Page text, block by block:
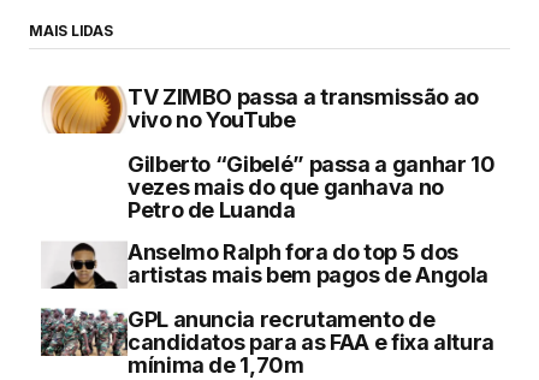
MAIS LIDAS
TV ZIMBO passa a transmissão ao
vivo no YouTube
Gilberto “Gibelé” passa a ganhar 10
vezes mais do que ganhava no
Petro de Luanda
Anselmo Ralph fora do top 5 dos
artistas mais bem pagos de Angola
GPL anuncia recrutamento de
candidatos para as FAA e fixa altura
mínima de 1,70m